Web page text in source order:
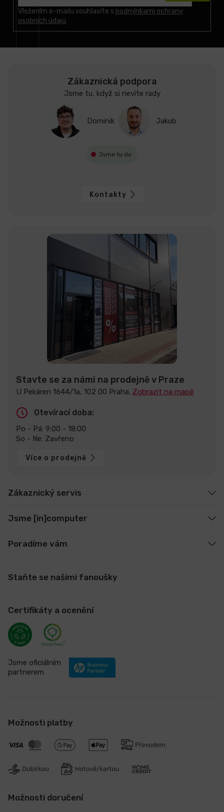
Vložením e-mailu souhlasíte s podmínkami ochrany
osobních údajů
Zákaznická podpora
Jsme tu, když si nevíte rady
Dominik Jakub
Jsme tu do
Kontakty
Stavte se za námi na prodejně v Praze
U Pekáren 1644/1a, 102 00 Praha. Zobrazit na mapě
Otevírací doba:
Po - Pá: 9:00 - 18:00
So - Ne: Zavřeno
Více o prodejně
Zákaznický servis
Jsme [in]computer
Poradíme vám
Staňte se našimi fanoušky
Certifikáty a ocenění
Jsme oficiálním
partnerem
Možnosti platby
Možnosti doručení